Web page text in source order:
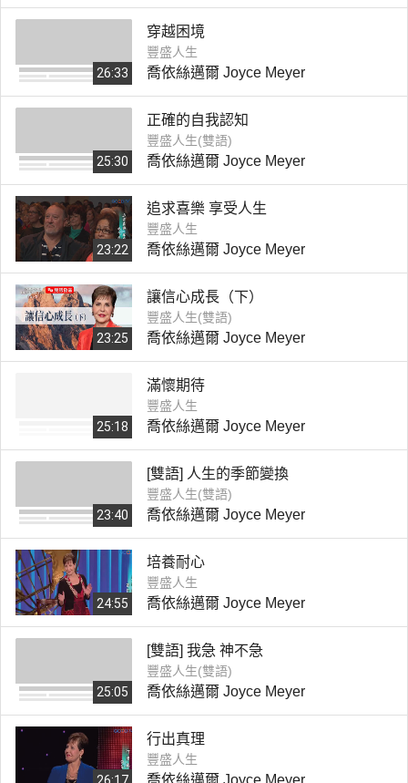
26:33
穿越困境
豐盛人生
喬依絲邁爾 Joyce Meyer
25:30
正確的自我認知
豐盛人生(雙語)
喬依絲邁爾 Joyce Meyer
23:22
追求喜樂 享受人生
豐盛人生
喬依絲邁爾 Joyce Meyer
23:25
讓信心成長（下）
豐盛人生(雙語)
喬依絲邁爾 Joyce Meyer
25:18
滿懷期待
豐盛人生
喬依絲邁爾 Joyce Meyer
23:40
[雙語] 人生的季節變換
豐盛人生(雙語)
喬依絲邁爾 Joyce Meyer
24:55
培養耐心
豐盛人生
喬依絲邁爾 Joyce Meyer
25:05
[雙語] 我急 神不急
豐盛人生(雙語)
喬依絲邁爾 Joyce Meyer
行出真理
豐盛人生
喬依絲邁爾 Joyce Meyer